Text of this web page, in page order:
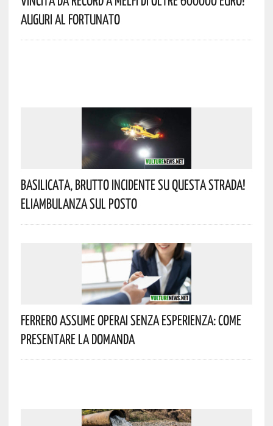
Auguri Al Fortunato
Basilicata, Brutto Incidente Su Questa Strada!
Eliambulanza Sul Posto
Ferrero Assume Operai Senza Esperienza: Come
Presentare La Domanda